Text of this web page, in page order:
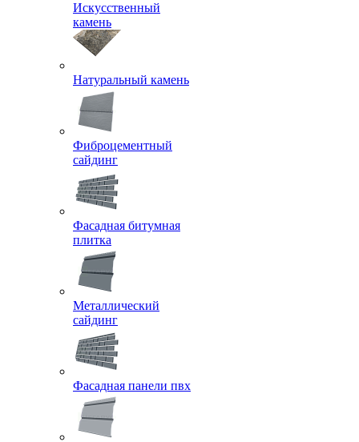
Искусственный
камень
Натуральный камень
Фиброцементный
сайдинг
Фасадная битумная
плитка
Металлический
сайдинг
Фасадная панели пвх